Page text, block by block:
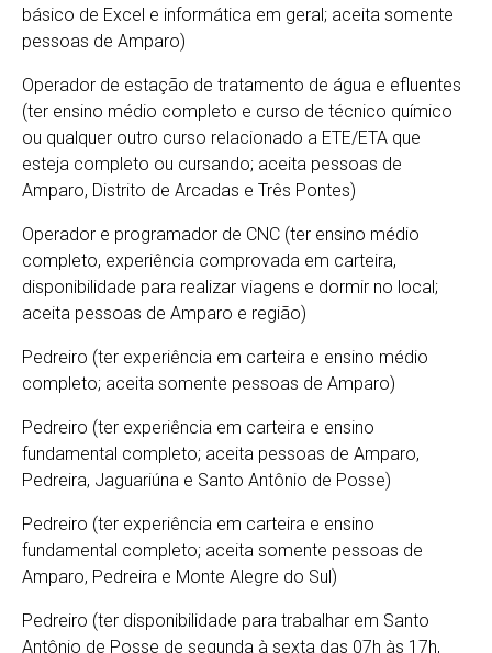
básico de Excel e informática em geral; aceita somente
pessoas de Amparo)
Operador de estação de tratamento de água e efluentes
(ter ensino médio completo e curso de técnico químico
ou qualquer outro curso relacionado a ETE/ETA que
esteja completo ou cursando; aceita pessoas de
Amparo, Distrito de Arcadas e Três Pontes)
Operador e programador de CNC (ter ensino médio
completo, experiência comprovada em carteira,
disponibilidade para realizar viagens e dormir no local;
aceita pessoas de Amparo e região)
Pedreiro (ter experiência em carteira e ensino médio
completo; aceita somente pessoas de Amparo)
Pedreiro (ter experiência em carteira e ensino
fundamental completo; aceita pessoas de Amparo,
Pedreira, Jaguariúna e Santo Antônio de Posse)
Pedreiro (ter experiência em carteira e ensino
fundamental completo; aceita somente pessoas de
Amparo, Pedreira e Monte Alegre do Sul)
Pedreiro (ter disponibilidade para trabalhar em Santo
Antônio de Posse de segunda à sexta das 07h às 17h,